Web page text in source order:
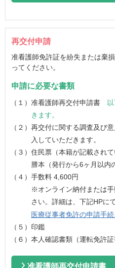
再交付申請
准看護師免許証を紛失または棄
ってください。
申請に必要な書類
（１）准看護師再交付申請書
きます。
（２）再交付に関する調査及
入していただきます。
（３）住民票（本籍が記載され
謄本（発行から6ヶ月以内
（４）手数料 4,600円
※オンライン納付または
さい。 詳細は、下記HPに
医療従事者免許の申請手続
（５）印鑑
（６）本人確認書類（運転免許
准看護師再交付申請書